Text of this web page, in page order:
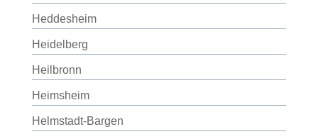
Heddesheim
Heidelberg
Heilbronn
Heimsheim
Helmstadt-Bargen